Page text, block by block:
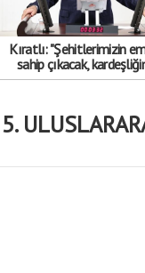
Kıratlı: "Şehitlerimizin
sahip çıkacak,
5.